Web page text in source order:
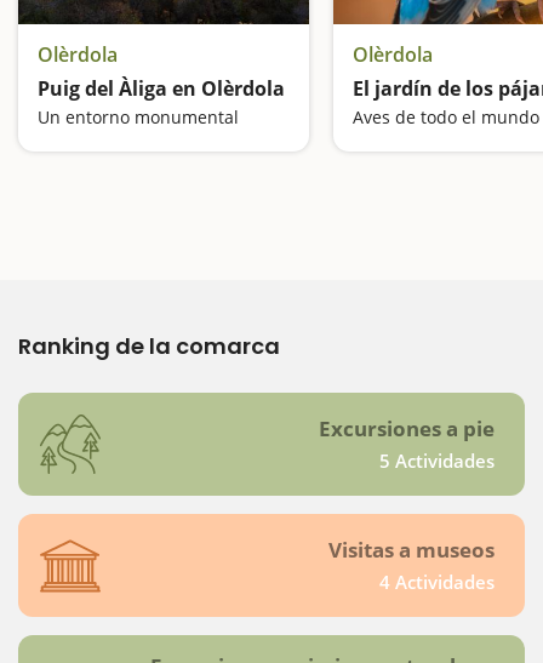
Olèrdola
Puig del Àliga en Olèrdola
Un entorno monumental
Olèrdola
El jardín de los
Aves de todo el mundo
Ranking de la comarca
Excursiones a pie
5 Actividades
Visitas a museos
4 Actividades